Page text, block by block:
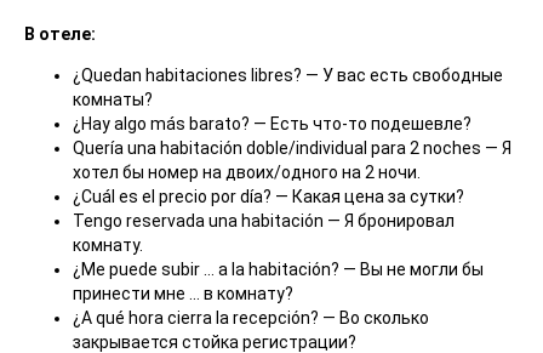
В отеле:
¿Quedan habitaciones libres? — У вас есть свободные
комнаты?
¿Hay algo más barato? — Есть что-то подешевле?
Quería una habitación doble/individual para 2 noches — Я
хотел бы номер на двоих/одного на 2 ночи.
¿Cuál es el precio por día? — Какая цена за сутки?
Tengo reservada una habitación — Я бронировал
комнату.
¿Me puede subir … a la habitación? — Вы не могли бы
принести мне … в комнату?
¿A qué hora cierra la recepción? — Во сколько
закрывается стойка регистрации?